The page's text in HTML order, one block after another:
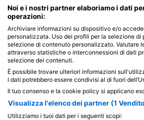
Centri d'immersione
Key Dives
Islamorada, FL - Stati Uniti D'america
Noi e i nostri partner elaboriamo i dati
operazioni:
Archiviare informazioni su dispositivo e/o
personalizzata. Uso dei profili per la selezione
selezione di contenuto personalizzato. Valutare
attraverso statistiche o interconnessioni di dati
selezione dei contenuti.
È possibile trovare ulteriori informazioni
I dati potrebbero essere condivisi al di fuori
Il tuo consenso e la cookie policy si applicano
Visualizza l'elenco dei partner (1
Utilizziamo i tuoi dati per i seguenti scopi: